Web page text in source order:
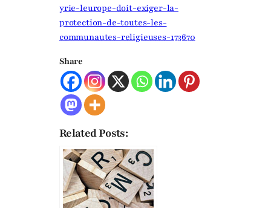
yrie-leurope-doit-exiger-la-
protection-de-toutes-les-
communautes-religieuses-173670
Share
Related Posts: